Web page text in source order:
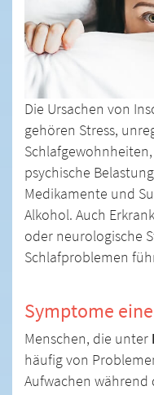
Die Ursachen von
gehören Stress,
psychische
Medikamente und
Alkohol. Auch
oder neurologische
Schlafproblemen
Symptome
Menschen, die unter
häufig von
Aufwachen